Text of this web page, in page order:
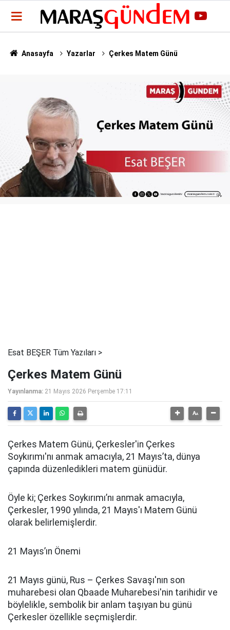
Anasayfa Yazarlar Çerkes Matem Günü
Esat BEŞER Tüm Yazıları >
Çerkes Matem Günü
Yayınlanma: 21 Mayıs 2026 Perşembe 17:11
Çerkes Matem Günü, Çerkesler'in Çerkes
Soykırımı'nı anmak amacıyla, 21 Mayıs’ta, dünya
çapında düzenledikleri matem günüdür.
Öyle ki; Çerkes Soykırımı’nı anmak amacıyla,
Çerkesler, 1990 yılında, 21 Mayıs'ı Matem Günü
olarak belirlemişlerdir.
21 Mayıs’ın Önemi
21 Mayıs günü, Rus – Çerkes Savaşı'nın son
muharebesi olan Qbaade Muharebesi'nin tarihidir ve
böylelikle, sembolik bir anlam taşıyan bu günü
Çerkesler özellikle seçmişlerdir.